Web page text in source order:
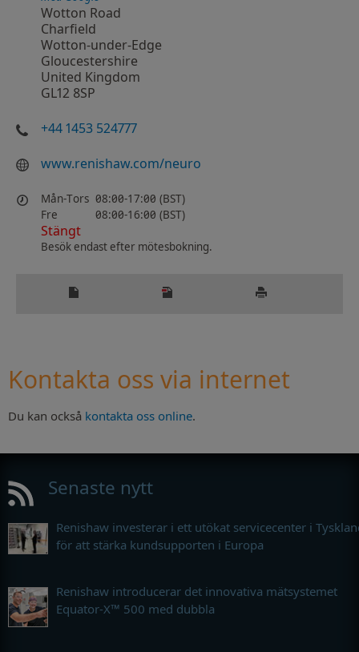
Wotton Road
Charfield
Wotton-under-Edge
Gloucestershire
United Kingdom
GL12 8SP
+44 1453 524777
www.renishaw.com/neuro
Mån-Tors 08:00-17:00 (BST)
Fre
08:00-16:00 (BST)
Stängt
Besök endast efter mötesbokning.
Kontakta oss via internet
Du kan också kontakta oss online.
Senaste nytt
Renishaw investerar i ett utökat servicecenter i
för att stärka kundsupporten i Europa
Renishaw introducerar det innovativa mätsystemet
Equator-X™ 500 med dubbla